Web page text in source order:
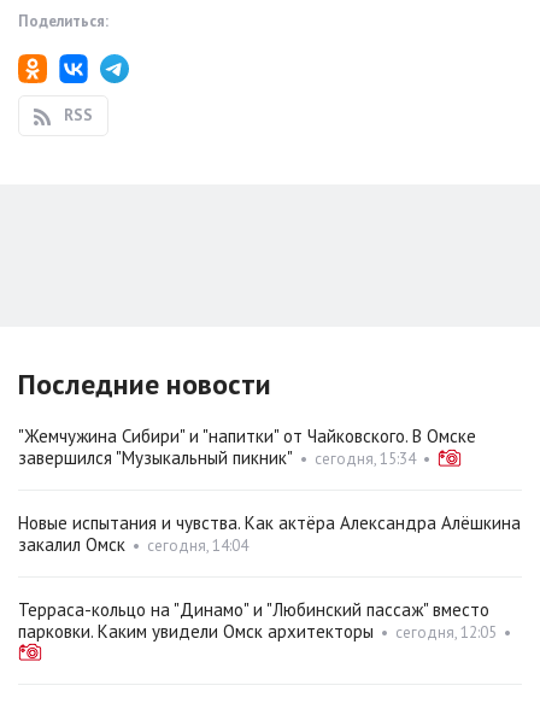
Поделиться:
RSS
Последние новости
"Жемчужина Сибири" и "напитки" от Чайковского. В Омске
завершился "Музыкальный пикник" • сегодня, 15:34•
Новые испытания и чувства. Как актёра Александра Алёшкина
закалил Омск • сегодня, 14:04
Терраса-кольцо на "Динамо" и "Любинский пассаж" вместо
парковки. Каким увидели Омск архитекторы • сегодня, 12:05 •